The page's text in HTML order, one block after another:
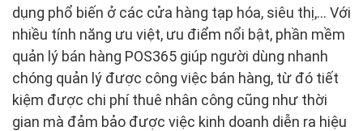
dụng phổ biến ở các cửa hàng tạp hóa, siêu thị,... Với
nhiều tính năng ưu việt, ưu điểm nổi bật, phần mềm
quản lý bán hàng POS365 giúp người dùng nhanh
chóng quản lý được công việc bán hàng, từ đó tiết
kiệm được chi phí thuê nhân công cũng như thời
gian mà đảm bảo được việc kinh doanh diễn ra hiệu